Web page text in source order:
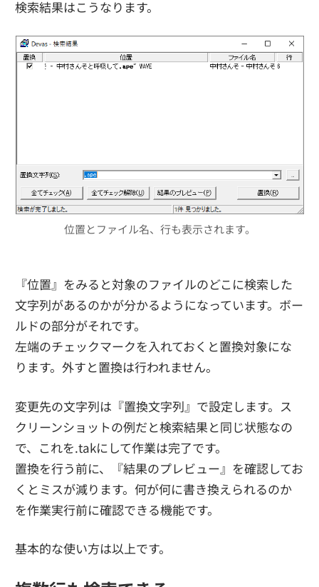
検索結果はこうなります。
位置とファイル名、行も表示されます。
『位置』をみると対象のファイルのどこに検索した
文字列があるのかが分かるようになっています。ボー
ルドの部分がそれです。
左端のチェックマークを入れておくと置換対象にな
ります。外すと置換は行われません。
変更先の文字列は『置換文字列』で設定します。ス
クリーンショットの例だと検索結果と同じ状態なの
で、これを.takにして作業は完了です。
置換を行う前に、『結果のプレビュー』を確認してお
くとミスが減ります。何が何に書き換えられるのか
を作業実行前に確認できる機能です。
基本的な使い方は以上です。